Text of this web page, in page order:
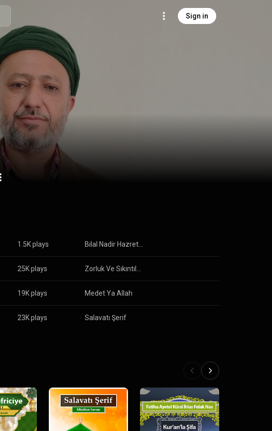
Sign in
1.5K plays
25K plays
19K plays Medet Ya Allah
23K plays Salavatı Şerif